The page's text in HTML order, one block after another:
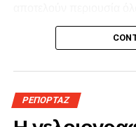
Η προστασία τους δεν
Απαιτείται ένας
στην πρόληψη, την
διαρκή συνεργασία
ΡΕΠΟΡΤΑΖ